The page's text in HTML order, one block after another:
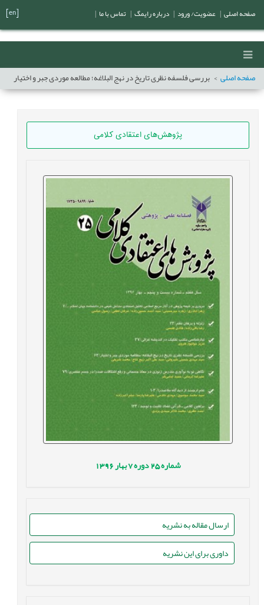
صفحه اصلی بررسی فلسفه نظری تاریخ در نهج البلاغه؛ مطالعه موردی جبر و اختیار
پژوهش‌های اعتقادی کلامی
شماره25 دوره7 بهار1396
ارسال مقاله به نشریه
داوری برای این نشریه
صفحه اصلی عضویت/ ورود درباره رایمگ تماس با ما